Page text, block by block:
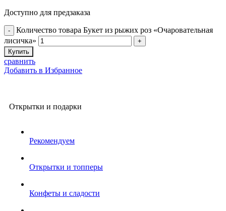
Доступно для предзаказа
Количество товара Букет из рыжих роз «Очаровательная
лисичка»
Купить
сравнить
Добавить в Избранное
Открытки и подарки
Рекомендуем
Открытки и топперы
Конфеты и сладости